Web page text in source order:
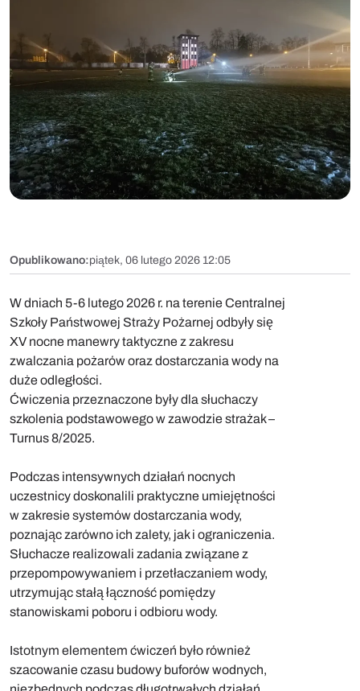
Opublikowano:piątek, 06 lutego 2026 12:05
W dniach 5-6 lutego 2026 r. na terenie Centralnej
Szkoły Państwowej Straży Pożarnej odbyły się
XV nocne manewry taktyczne z zakresu
zwalczania pożarów oraz dostarczania wody na
duże odległości.
Ćwiczenia przeznaczone były dla słuchaczy
szkolenia podstawowego w zawodzie strażak –
Turnus 8/2025.
Podczas intensywnych działań nocnych
uczestnicy doskonalili praktyczne umiejętności
w zakresie systemów dostarczania wody,
poznając zarówno ich zalety, jak i ograniczenia.
Słuchacze realizowali zadania związane z
przepompowywaniem i przetłaczaniem wody,
utrzymując stałą łączność pomiędzy
stanowiskami poboru i odbioru wody.
Istotnym elementem ćwiczeń było również
szacowanie czasu budowy buforów wodnych,